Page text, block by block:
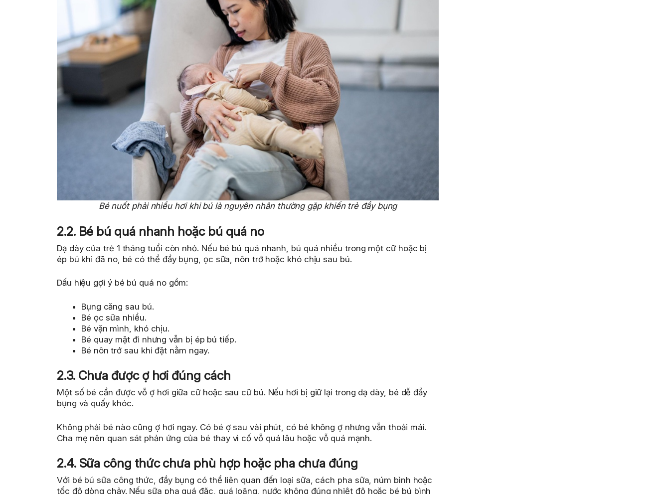
Bé nuốt phải nhiều hơi khi bú là nguyên nhân thường gặp khiến trẻ đầy bụng
2.2. Bé bú quá nhanh hoặc bú quá no
Dạ dày của trẻ 1 tháng tuổi còn nhỏ. Nếu bé bú quá nhanh, bú quá nhiều trong một cữ hoặc bị
ép bú khi đã no, bé có thể đầy bụng, ọc sữa, nôn trớ hoặc khó chịu sau bú.
Dấu hiệu gợi ý bé bú quá no gồm:
Bụng căng sau bú.
Bé ọc sữa nhiều.
Bé vặn mình, khó chịu.
Bé quay mặt đi nhưng vẫn bị ép bú tiếp.
Bé nôn trớ sau khi đặt nằm ngay.
2.3. Chưa được ợ hơi đúng cách
Một số bé cần được vỗ ợ hơi giữa cữ hoặc sau cữ bú. Nếu hơi bị giữ lại trong dạ dày, bé dễ đầy
bụng và quấy khóc.
Không phải bé nào cũng ợ hơi ngay. Có bé ợ sau vài phút, có bé không ợ nhưng vẫn thoải mái.
Cha mẹ nên quan sát phản ứng của bé thay vì cố vỗ quá lâu hoặc vỗ quá mạnh.
2.4. Sữa công thức chưa phù hợp hoặc pha chưa đúng
Với bé bú sữa công thức, đầy bụng có thể liên quan đến loại sữa, cách pha sữa, núm bình hoặc
tốc độ dòng chảy. Nếu sữa pha quá đặc, quá loãng, nước không đúng nhiệt độ hoặc bé bú bình